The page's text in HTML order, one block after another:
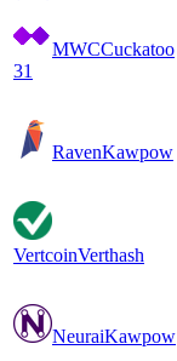
MWCCuckatoo
31
RavenKawpow
VertcoinVerthash
NeuraiKawpow